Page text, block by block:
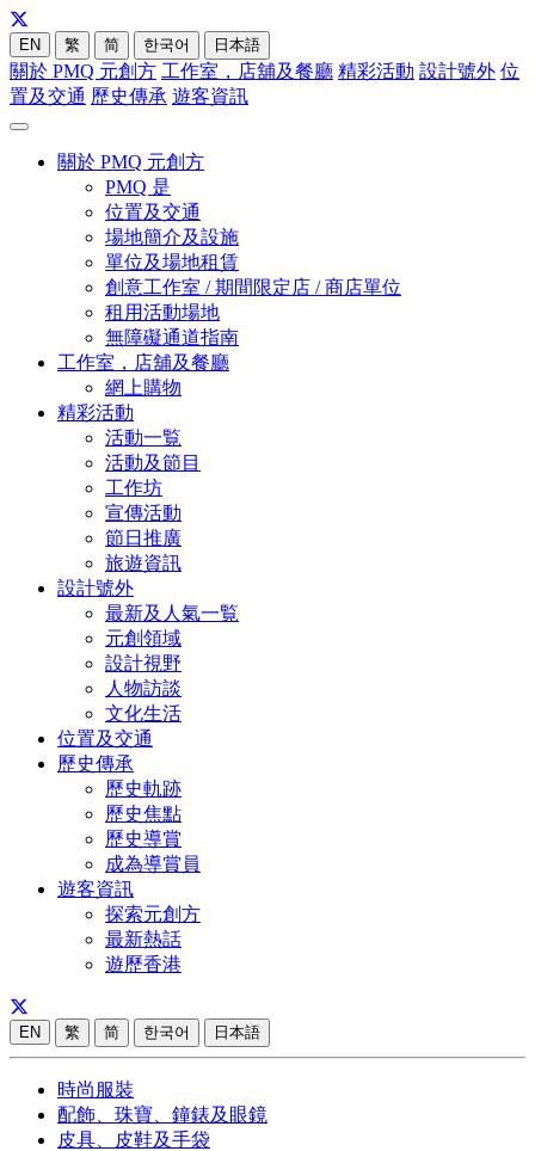
EN 繁 简 한국어 日本語
關於 PMQ 元創方 工作室，店舖及餐廳 精彩活動 設計號外 位
置及交通 歷史傳承 遊客資訊
關於 PMQ 元創方
PMQ 是
位置及交通
場地簡介及設施
單位及場地租賃
創意工作室 / 期間限定店 / 商店單位
租用活動場地
無障礙通道指南
工作室，店舖及餐廳
網上購物
精彩活動
活動一覧
活動及節目
工作坊
宣傳活動
節日推廣
旅遊資訊
設計號外
最新及人氣一覧
元創領域
設計視野
人物訪談
文化生活
位置及交通
歷史傳承
歷史軌跡
歷史焦點
歷史導賞
成為導賞員
遊客資訊
探索元創方
最新熱話
遊歷香港
EN 繁 简 한국어 日本語
時尚服裝
配飾、珠寶、鐘錶及眼鏡
皮具、皮鞋及手袋